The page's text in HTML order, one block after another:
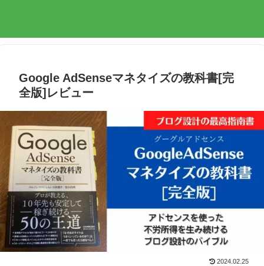
Google AdSenseマネタイズの教科書[完
全版]レビュー
2024.02.25